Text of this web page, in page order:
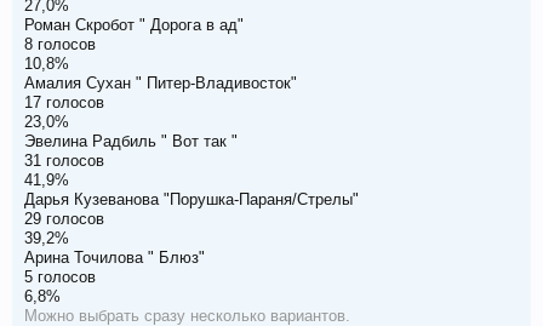
27,0%
Роман Скробот " Дорога в ад"
8 голосов
10,8%
Амалия Сухан " Питер-Владивосток"
17 голосов
23,0%
Эвелина Радбиль " Вот так "
31 голосов
41,9%
Дарья Кузеванова "Порушка-Параня/Стрелы"
29 голосов
39,2%
Арина Точилова " Блюз"
5 голосов
6,8%
Можно выбрать сразу несколько вариантов.